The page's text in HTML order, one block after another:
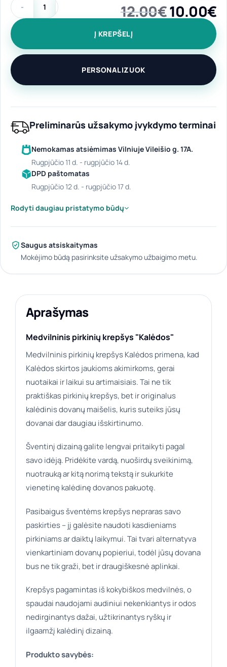
produkto kiekis: Medvilninis pirkinių krepšys "Kalėdos"
12.00€Original
price
12.00€.
10.00€
Į KREPŠELĮ
PERSONALIZUOK
Preliminarūs užsakymo įvykdymo terminai
Nemokamas atsiėmimas Vilniuje Vileišio g. 17A.
rugpjūčio 11 d. - rugpjūčio 14 d.
DPD paštomatas
rugpjūčio 12 d. - rugpjūčio 17 d.
Rodyti daugiau pristatymo būdų
Saugus atsiskaitymas
Mokėjimo būdą pasirinksite užsakymo užbaigimo metu.
Aprašymas
Medvilninis pirkinių krepšys "Kalėdos"
Medvilninis pirkinių krepšys Kalėdos primena, kad
Kalėdos skirtos jaukioms akimirkoms, gerai
nuotaikai ir laikui su artimaisiais. Tai ne tik
praktiškas pirkinių krepšys, bet ir originalus
kalėdinis dovanų maišelis, kuris suteiks jūsų
dovanai dar daugiau išskirtinumo.
Šventinį dizainą galite lengvai pritaikyti pagal
savo idėją. Pridėkite vardą, nuoširdų sveikinimą,
nuotrauką ar kitą norimą tekstą ir sukurkite
vienetinę kalėdinę dovanos pakuotę.
Pasibaigus šventėms krepšys nepraras savo
paskirties – jį galėsite naudoti kasdieniams
pirkiniams ar daiktų laikymui. Tai tvari alternatyva
vienkartiniam dovanų popieriui, todėl jūsų dovana
bus ne tik graži, bet ir draugiškesnė aplinkai.
Krepšys pagamintas iš kokybiškos medvilnės, o
spaudai naudojami audiniui nekenkiantys ir odos
nedirginantys dažai, užtikrinantys ryškų ir
ilgaamžį kalėdinį dizainą.
Produkto savybės: